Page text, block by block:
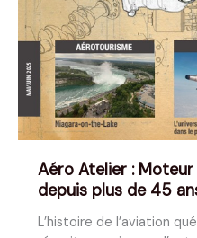
Aéro Atelier :
depuis plus de 45
L’histoire de l’aviation